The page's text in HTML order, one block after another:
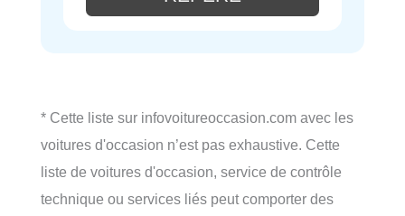
* Cette liste sur infovoitureoccasion.com avec les
voitures d'occasion n’est pas exhaustive. Cette
liste de voitures d'occasion, service de contrôle
technique ou services liés peut comporter des